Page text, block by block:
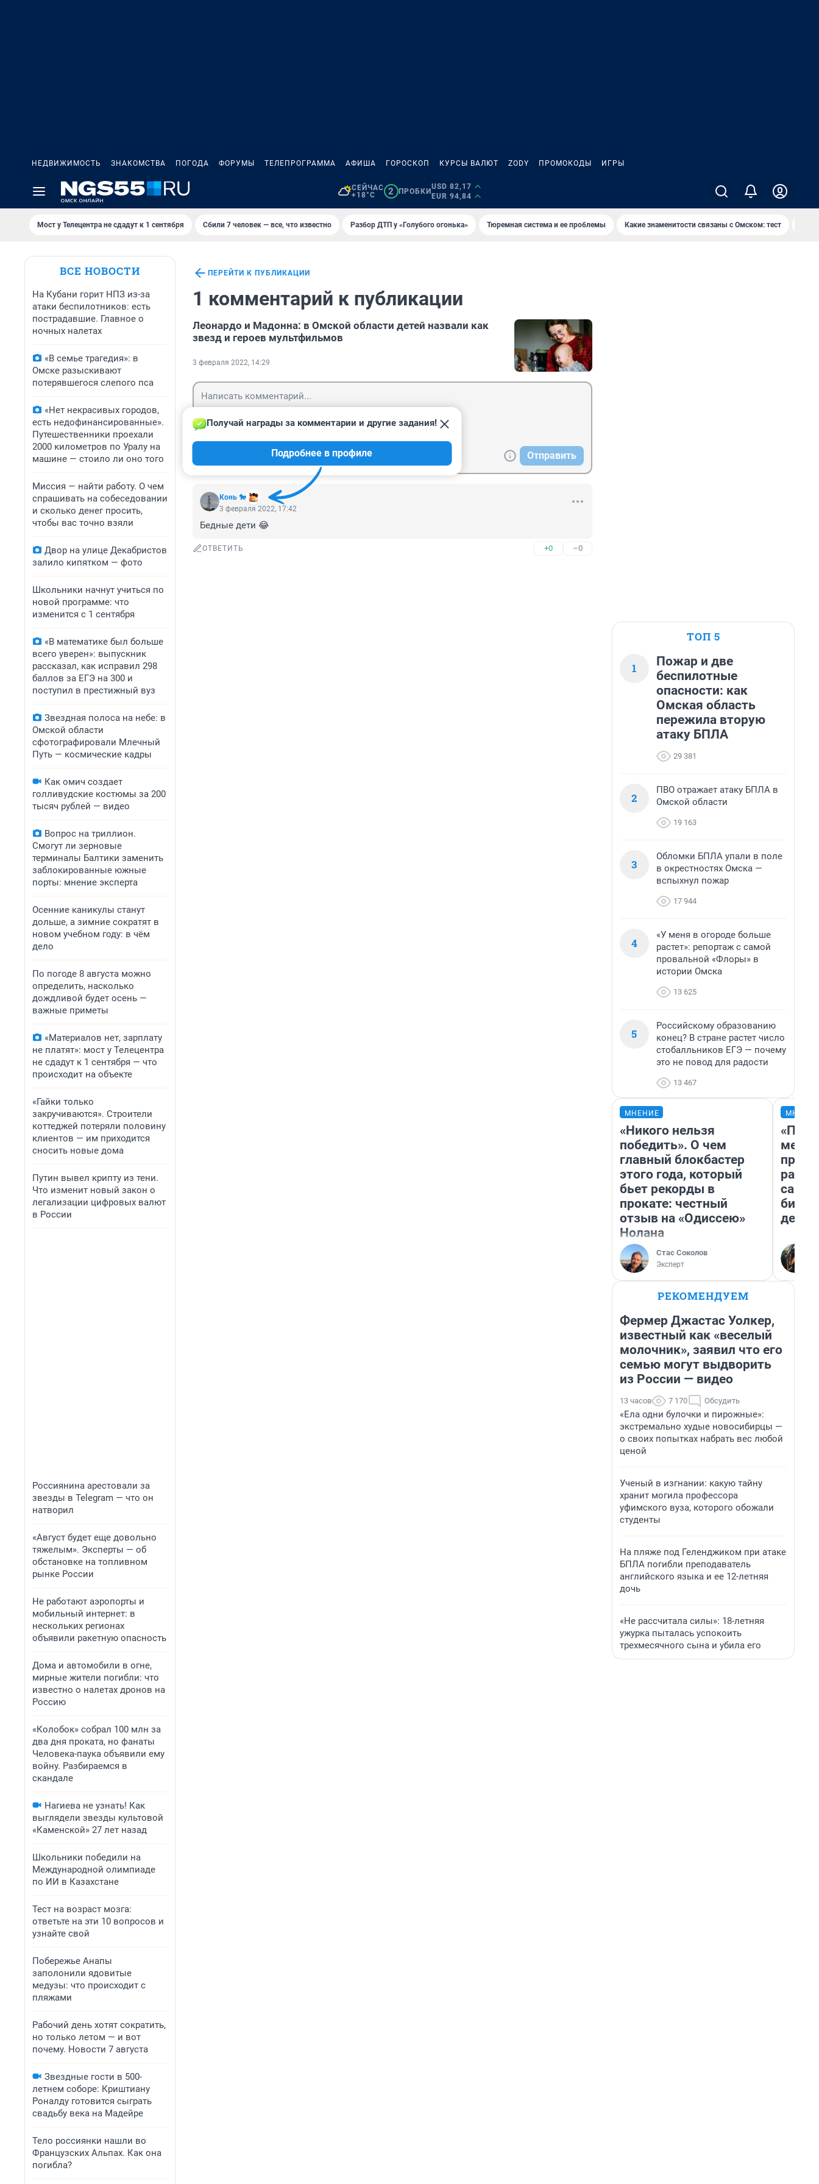
НЕДВИЖИМОСТЬ ЗНАКОМСТВА ПОГОДА ФОРУМЫ ТЕЛЕПРОГРАММА АФИША ГОРОСКОП КУРСЫ ВАЛЮТ ZODY ПРОМОКОДЫ ИГРЫ
СЕЙЧАС
+18°C
2 ПРОБКИ
USD 82,17
EUR 94,84
Мост у Телецентра не сдадут к 1 сентября Сбили 7 человек — все, что известно Разбор ДТП у «Голубого огонька» Тюремная система и ее проблемы Какие знаменитости связаны с Омском: тест
ВСЕ НОВОСТИ
На Кубани горит НПЗ из-за
атаки беспилотников: есть
пострадавшие. Главное о
ночных налетах
«В семье трагедия»: в
Омске разыскивают
потерявшегося слепого пса
«Нет некрасивых городов,
есть недофинансированные».
Путешественники проехали
2000 километров по Уралу на
машине — стоило ли оно того
Миссия — найти работу. О чем
спрашивать на собеседовании
и сколько денег просить,
чтобы вас точно взяли
Двор на улице Декабристов
залило кипятком — фото
Школьники начнут учиться по
новой программе: что
изменится с 1 сентября
«В математике был больше
всего уверен»: выпускник
рассказал, как исправил 298
баллов за ЕГЭ на 300 и
поступил в престижный вуз
Звездная полоса на небе: в
Омской области
сфотографировали Млечный
Путь — космические кадры
Как омич создает
голливудские костюмы за 200
тысяч рублей — видео
Вопрос на триллион.
Смогут ли зерновые
терминалы Балтики заменить
заблокированные южные
порты: мнение эксперта
Осенние каникулы станут
дольше, а зимние сократят в
новом учебном году: в чём
дело
По погоде 8 августа можно
определить, насколько
дождливой будет осень —
важные приметы
«Материалов нет, зарплату
не платят»: мост у Телецентра
не сдадут к 1 сентября — что
происходит на объекте
«Гайки только
закручиваются». Строители
коттеджей потеряли половину
клиентов — им приходится
сносить новые дома
Путин вывел крипту из тени.
Что изменит новый закон о
легализации цифровых валют
в России
Россиянина арестовали за
звезды в Telegram — что он
натворил
«Август будет еще довольно
тяжелым». Эксперты — об
обстановке на топливном
рынке России
Не работают аэропорты и
мобильный интернет: в
нескольких регионах
объявили ракетную опасность
Дома и автомобили в огне,
мирные жители погибли: что
известно о налетах дронов на
Россию
«Колобок» собрал 100 млн за
два дня проката, но фанаты
Человека-паука объявили ему
войну. Разбираемся в
скандале
Нагиева не узнать! Как
выглядели звезды культовой
«Каменской» 27 лет назад
Школьники победили на
Международной олимпиаде
по ИИ в Казахстане
Тест на возраст мозга:
ответьте на эти 10 вопросов и
узнайте свой
Побережье Анапы
заполонили ядовитые
медузы: что происходит с
пляжами
Рабочий день хотят сократить,
но только летом — и вот
почему. Новости 7 августа
Звездные гости в 500-
летнем соборе: Криштиану
Роналду готовится сыграть
свадьбу века на Мадейре
Тело россиянки нашли во
Французских Альпах. Как она
погибла?
ПЕРЕЙТИ К ПУБЛИКАЦИИ
1 комментарий к публикации
Леонардо и Мадонна: в Омской области детей назвали как
звезд и героев мультфильмов
3 февраля 2022, 14:29
Отправить
Конь 🐎
Получай награды за комментарии и другие задания!
Подробнее в профиле
3 февраля 2022, 17:42
Бедные дети 😂
ОТВЕТИТЬ +0 –0
ТОП 5
1
Пожар и две
беспилотные
опасности: как
Омская область
пережила вторую
атаку БПЛА
29 381
2
ПВО отражает атаку БПЛА в
Омской области
19 163
3
Обломки БПЛА упали в поле
в окрестностях Омска —
вспыхнул пожар
17 944
4
«У меня в огороде больше
растет»: репортаж с самой
провальной «Флоры» в
истории Омска
13 625
5
Российскому образованию
конец? В стране растет число
стобалльников ЕГЭ — почему
это не повод для радости
13 467
МНЕНИЕ
«Никого нельзя
победить». О чем
главный блокбастер
этого года, который
бьет рекорды в
прокате: честный
отзыв на «Одиссею»
Нолана
Стас Соколов
Эксперт
РЕКОМЕНДУЕМ
Фермер Джастас Уолкер,
известный как «веселый
молочник», заявил что его
семью могут выдворить
из России — видео
13 часов 7 170 Обсудить
«Ела одни булочки и пирожные»:
экстремально худые новосибирцы —
о своих попытках набрать вес любой
ценой
Ученый в изгнании: какую тайну
хранит могила профессора
уфимского вуза, которого обожали
студенты
На пляже под Геленджиком при атаке
БПЛА погибли преподаватель
английского языка и ее 12-летняя
дочь
«Не рассчитала силы»: 18-летняя
ужурка пыталась успокоить
трехмесячного сына и убила его